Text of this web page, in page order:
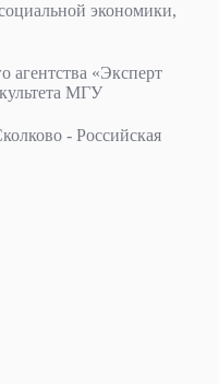
экономики,
агентства «Эксперт
МГУ
- Российская